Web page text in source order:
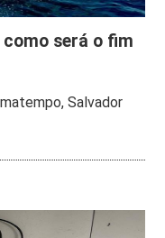
será o fim
Salvador